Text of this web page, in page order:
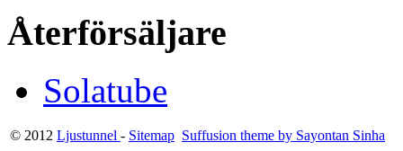
Återförsäljare
Solatube
© 2012 Ljustunnel - Sitemap Suffusion theme by Sayontan Sinha